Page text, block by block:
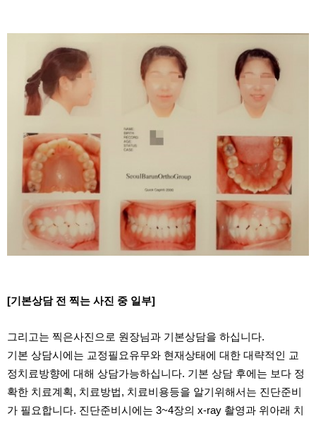
[기본상담 전 찍는 사진 중 일부]
그리고는 찍은사진으로 원장님과 기본상담을 하십니다.
기본 상담시에는 교정필요유무와 현재상태에 대한 대략적인 교
정치료방향에 대해 상담가능하십니다. 기본 상담 후에는 보다 정
확한 치료계획, 치료방법, 치료비용등을 알기위해서는 진단준비
가 필요합니다. 진단준비시에는 3~4장의 x-ray 촬영과 위아래 치